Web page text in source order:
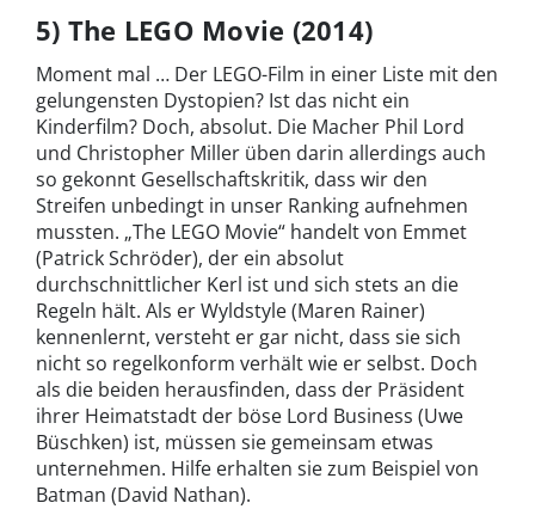
5) The LEGO Movie (2014)
Moment mal … Der LEGO-Film in einer Liste mit den
gelungensten Dystopien? Ist das nicht ein
Kinderfilm? Doch, absolut. Die Macher Phil Lord
und Christopher Miller üben darin allerdings auch
so gekonnt Gesellschaftskritik, dass wir den
Streifen unbedingt in unser Ranking aufnehmen
mussten. „The LEGO Movie“ handelt von Emmet
(Patrick Schröder), der ein absolut
durchschnittlicher Kerl ist und sich stets an die
Regeln hält. Als er Wyldstyle (Maren Rainer)
kennenlernt, versteht er gar nicht, dass sie sich
nicht so regelkonform verhält wie er selbst. Doch
als die beiden herausfinden, dass der Präsident
ihrer Heimatstadt der böse Lord Business (Uwe
Büschken) ist, müssen sie gemeinsam etwas
unternehmen. Hilfe erhalten sie zum Beispiel von
Batman (David Nathan).